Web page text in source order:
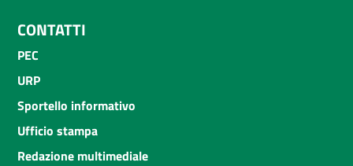
CONTATTI
PEC
URP
Sportello informativo
Ufficio stampa
Redazione multimediale